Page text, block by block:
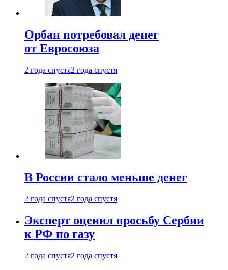
Орбан потребовал денег
от Евросоюза
2 года спустя2 года спустя
В России стало меньше денег
2 года спустя2 года спустя
Эксперт оценил просьбу Сербии
к РФ по газу
2 года спустя2 года спустя